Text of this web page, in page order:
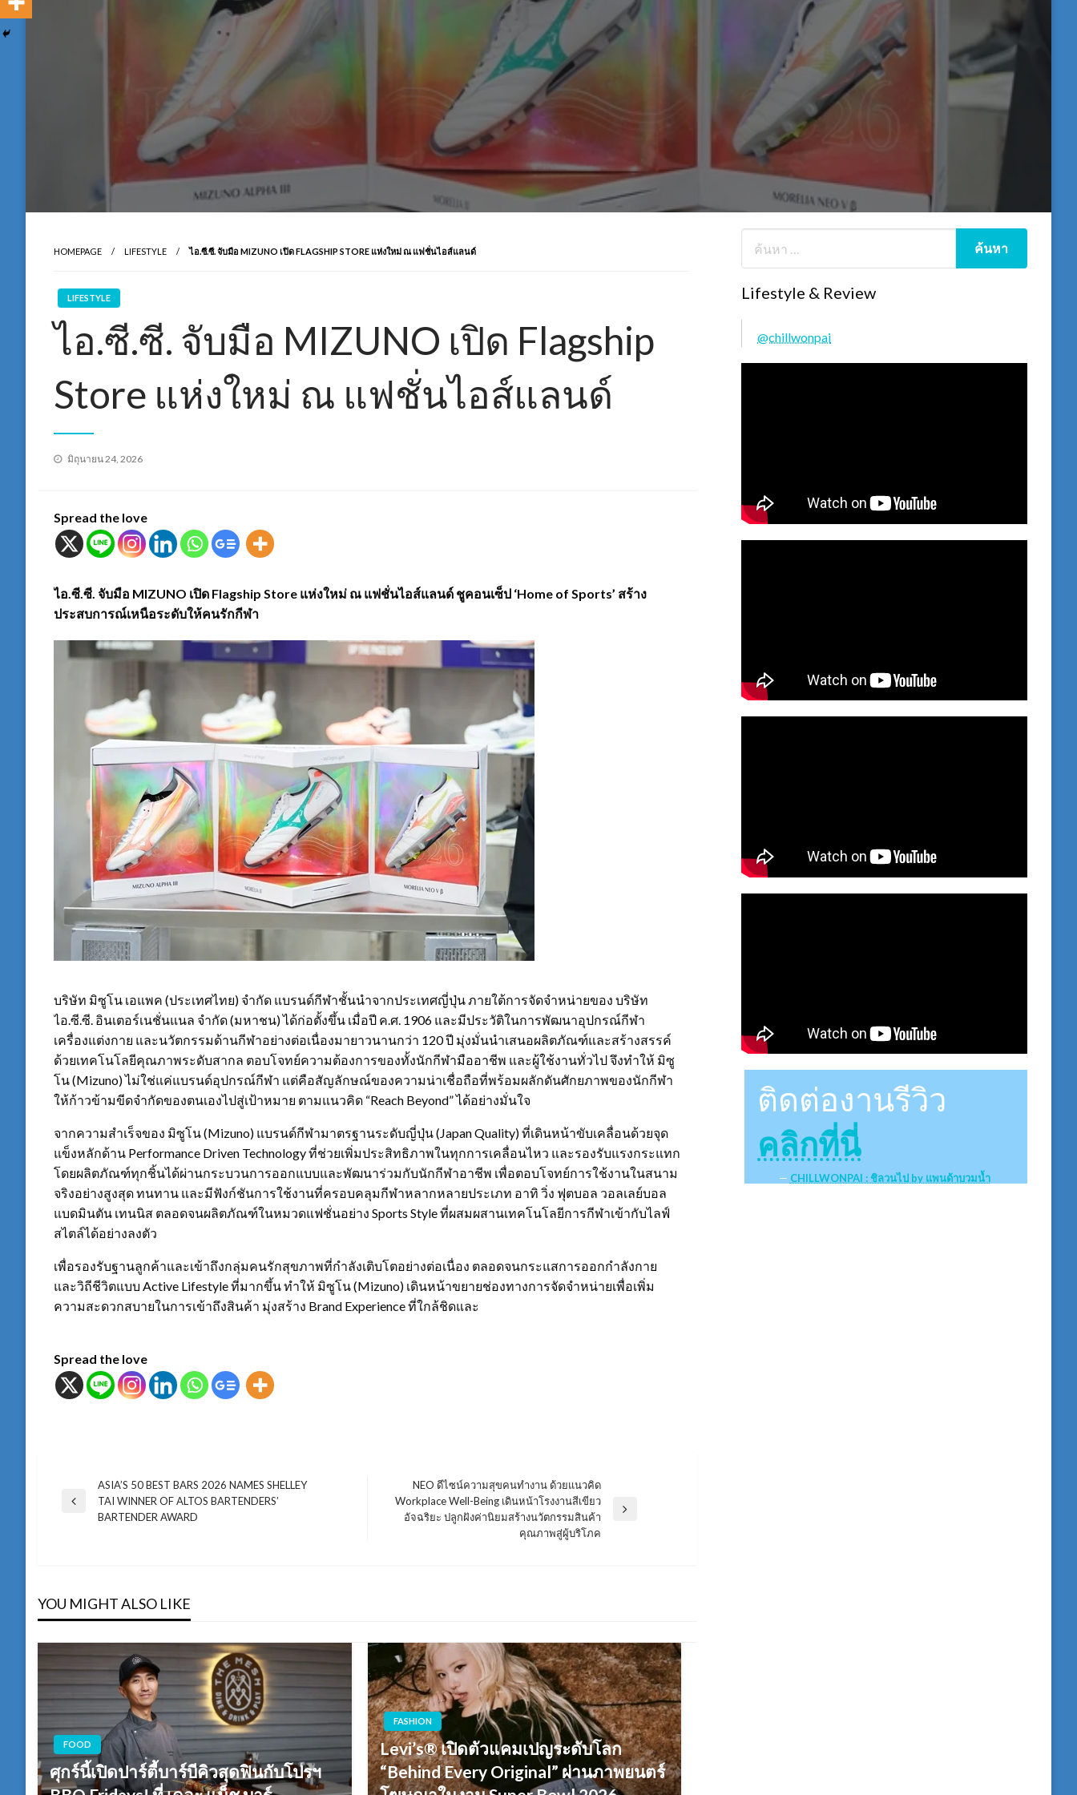
HOMEPAGE LIFESTYLE ไอ.ซี.ซี. จับมือ MIZUNO เปิด FLAGSHIP STORE แห่งใหม่ ณ แฟชั่นไอส์แลนด์
LIFESTYLE
ไอ.ซี.ซี. จับมือ MIZUNO เปิด Flagship
Store แห่งใหม่ ณ แฟชั่นไอส์แลนด์
Posted
มิถุนายน 24, 2026
Spread the love
ไอ.ซี.ซี. จับมือ MIZUNO เปิด Flagship Store แห่งใหม่ ณ แฟชั่นไอส์แลนด์ ชูคอนเซ็ป ‘Home of Sports’ สร้าง
ประสบการณ์เหนือระดับให้คนรักกีฬา
บริษัท มิซูโน เอแพค (ประเทศไทย) จำกัด แบรนด์กีฬาชั้นนำจากประเทศญี่ปุ่น ภายใต้การจัดจำหน่ายของ บริษัท
ไอ.ซี.ซี. อินเตอร์เนชั่นแนล จำกัด (มหาชน) ได้ก่อตั้งขึ้น เมื่อปี ค.ศ. 1906 และมีประวัติในการพัฒนาอุปกรณ์กีฬา
เครื่องแต่งกาย และนวัตกรรมด้านกีฬาอย่างต่อเนื่องมายาวนานกว่า 120 ปี มุ่งมั่นนำเสนอผลิตภัณฑ์และสร้างสรรค์
ด้วยเทคโนโลยีคุณภาพระดับสากล ตอบโจทย์ความต้องการของทั้งนักกีฬามืออาชีพ และผู้ใช้งานทั่วไป จึงทำให้ มิซู
โน (Mizuno) ไม่ใช่แค่แบรนด์อุปกรณ์กีฬา แต่คือสัญลักษณ์ของความน่าเชื่อถือที่พร้อมผลักดันศักยภาพของนักกีฬา
ให้ก้าวข้ามขีดจำกัดของตนเองไปสู่เป้าหมาย ตามแนวคิด “Reach Beyond” ได้อย่างมั่นใจ
จากความสำเร็จของ มิซูโน (Mizuno) แบรนด์กีฬามาตรฐานระดับญี่ปุ่น (Japan Quality) ที่เดินหน้าขับเคลื่อนด้วยจุด
แข็งหลักด้าน Performance Driven Technology ที่ช่วยเพิ่มประสิทธิภาพในทุกการเคลื่อนไหว และรองรับแรงกระแทก
โดยผลิตภัณฑ์ทุกชิ้นได้ผ่านกระบวนการออกแบบและพัฒนาร่วมกับนักกีฬาอาชีพ เพื่อตอบโจทย์การใช้งานในสนาม
จริงอย่างสูงสุด ทนทาน และมีฟังก์ชันการใช้งานที่ครอบคลุมกีฬาหลากหลายประเภท อาทิ วิ่ง ฟุตบอล วอลเลย์บอล
แบดมินตัน เทนนิส ตลอดจนผลิตภัณฑ์ในหมวดแฟชั่นอย่าง Sports Style ที่ผสมผสานเทคโนโลยีการกีฬาเข้ากับไลฟ์
สไตล์ได้อย่างลงตัว
เพื่อรองรับฐานลูกค้าและเข้าถึงกลุ่มคนรักสุขภาพที่กำลังเติบโตอย่างต่อเนื่อง ตลอดจนกระแสการออกกำลังกาย
และวิถีชีวิตแบบ Active Lifestyle ที่มากขึ้น ทำให้ มิซูโน (Mizuno) เดินหน้าขยายช่องทางการจัดจำหน่ายเพื่อเพิ่ม
ความสะดวกสบายในการเข้าถึงสินค้า มุ่งสร้าง Brand Experience ที่ใกล้ชิดและ
Spread the love
แนะแนว
Previous
ASIA’S 50 BEST BARS 2026 NAMES SHELLEY
TAI WINNER OF ALTOS BARTENDERS’
BARTENDER AWARD
Next
NEO ดีไซน์ความสุขคนทำงาน ด้วยแนวคิด
Workplace Well-Being เดินหน้าโรงงานสีเขียว
อัจฉริยะ ปลูกฝังค่านิยมสร้างนวัตกรรมสินค้า
คุณภาพสู่ผู้บริโภค
YOU MIGHT ALSO LIKE
FOOD
ศุกร์นี้เปิดปาร์ตี้บาร์บีคิวสุดฟินกับโปรฯ
FASHION
Levi’s® เปิดตัวแคมเปญระดับโลก
“Behind Every Original” ผ่านภาพยนตร์
Lifestyle & Review
@chillwonpai
ติดต่องานรีวิว
คลิกที่นี่
CHILLWONPAI : ชิลวนไป by แพนด้าบวมน้ำ